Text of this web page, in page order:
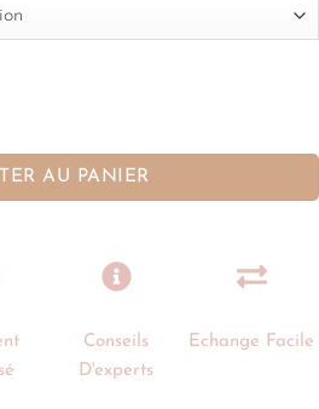
AU PANIER
Conseils
D'experts
Echange Facile